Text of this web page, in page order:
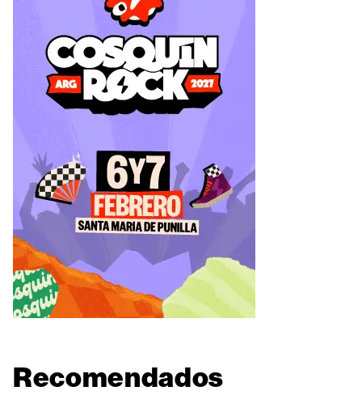
Recomendados